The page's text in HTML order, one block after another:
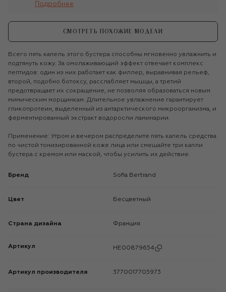
Подробнее
СМОТРЕТЬ ПОХОЖИЕ МОДЕЛИ
Всего пять капель этого бустера способны мгновенно увлажнить и
подтянуть кожу. За омолаживающий эффект отвечает комплекс
пептидов: один из них работает как филлер, выравнивая рельеф,
второй, подобно ботоксу, расслабляет мышцы, а третий
предотвращает их сокращение, не позволяя образоваться новым
мимическим морщинкам. Длительное увлажнение гарантирует
гликопротеин, выделенный из антарктического микроорганизма, и
ферментированный экстракт водоросли ламинарии.
Применение: Утром и вечером распределите пять капель средства
по чистой тонизированной коже лица или смешайте три капли
бустера с кремом или маской, чтобы усилить их действие.
Бренд Sofia Bertrand
Цвет Бесцветный
Страна дизайна Франция
Артикул HE00879654
Артикул производителя 3770017705973